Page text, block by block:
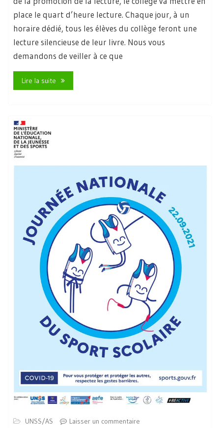
place le quart d’heure lecture. Chaque jour, à un
horaire dédié, tous les élèves du collège feront une
lecture silencieuse de leur livre. Nous vous
demandons de veiller à ce que
Lire la suite
UNSS/AS Laisser un commentaire